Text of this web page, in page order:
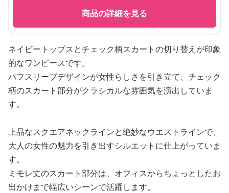
商品の詳細を見る
ネイビートップスとチェック柄スカートの切り替えが印象
的なワンピースです。
パフスリーブデザインが女性らしさを引き立て、チェック
柄のスカート部分がクラシカルな雰囲気を演出していま
す。
上品なスクエアネックラインと絶妙なウエストラインで、
大人の女性の魅力を引き出すシルエットに仕上がっていま
す。
ミモレ丈のスカート部分は、オフィスからちょっとしたお
出かけまで幅広いシーンで活躍します。